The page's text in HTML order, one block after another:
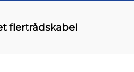
flertrådskabel